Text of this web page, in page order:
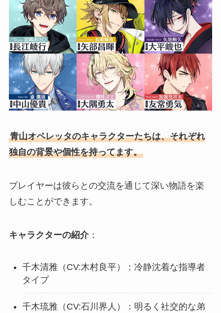
青山オペレッタのキャラクターたちは、それぞれ
独自の背景や個性を持ってます。
プレイヤーは彼らとの交流を通じて深い物語を楽
しむことができます。
キャラクターの紹介：
千木清雅（CV:木村良平）：冷静沈着な指導者
タイプ
千木琉雅（CV:石川界人）：明るく社交的な弟